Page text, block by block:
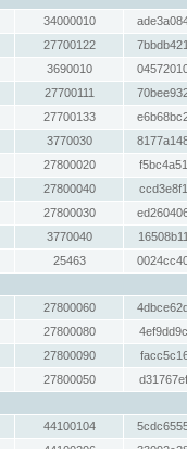
34000010
27700122
3690010
27700111
27700133
3770030
27800020
27800040
27800030
3770040
25463
27800060
27800080
27800090
27800050
44100104